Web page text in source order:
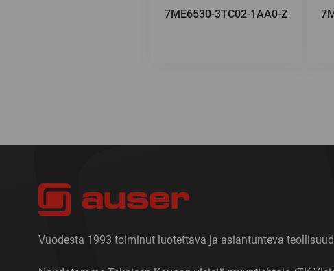
7ME6530-3TC02-1AA0-Z
Vuodesta 1993 toiminut luotettava ja asiantunteva